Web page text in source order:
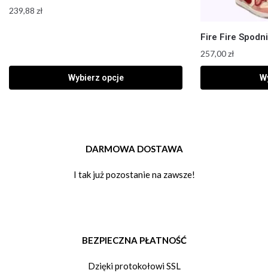
239,88 zł
Wybierz opcje
Fire Fire
257,00zł
DARMOWA DOSTAWA
I tak już pozostanie na zawsze!
BEZPIECZNA PŁATNOŚĆ
Dzięki protokołowi SSL